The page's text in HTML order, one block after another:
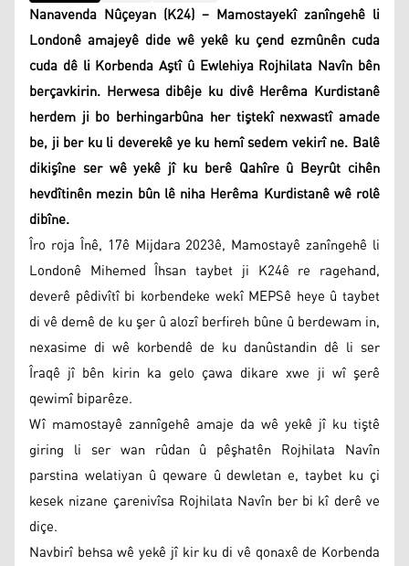
Nanavenda Nûçeyan (K24) – Mamostayekî zanîngehê li
Londonê amajeyê dide wê yekê ku çend ezmûnên cuda
cuda dê li Korbenda Aştî û Ewlehiya Rojhilata Navîn bên
berçavkirin. Herwesa dibêje ku divê Herêma Kurdistanê
herdem ji bo berhingarbûna her tiştekî nexwastî amade
be, ji ber ku li deverekê ye ku hemî sedem vekirî ne. Balê
dikişîne ser wê yekê jî ku berê Qahîre û Beyrût cihên
hevdîtinên mezin bûn lê niha Herêma Kurdistanê wê rolê
dibîne.
Îro roja Înê, 17ê Mijdara 2023ê, Mamostayê zanîngehê li
Londonê Mihemed Îhsan taybet ji K24ê re ragehand,
deverê pêdivîtî bi korbendeke wekî MEPSê heye û taybet
di vê demê de ku şer û alozî berfireh bûne û berdewam in,
nexasime di wê korbendê de ku danûstandin dê li ser
Îraqê jî bên kirin ka gelo çawa dikare xwe ji wî şerê
qewimî biparêze.
Wî mamostayê zannîgehê amaje da wê yekê jî ku tiştê
giring li ser wan rûdan û pêşhatên Rojhilata Navîn
parstina welatiyan û qeware û dewletan e, taybet ku çi
kesek nizane çarenivîsa Rojhilata Navîn ber bi kî derê ve
diçe.
Navbirî behsa wê yekê jî kir ku di vê qonaxê de Korbenda